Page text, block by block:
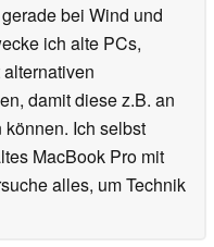
bei Wind und
ich alte PCs,
damit diese z.B. an
Ich selbst
MacBook Pro mit
alles, um Technik